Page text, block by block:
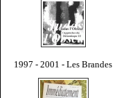
1997 - 2001 - Les Brandes